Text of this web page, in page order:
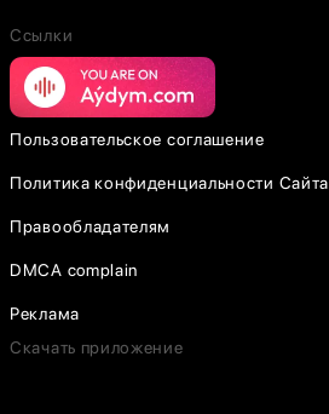
Ссылки
Пользовательское соглашение
Политика конфиденциальности Сайта
Правообладателям
DMCA complain
Реклама
Скачать приложение